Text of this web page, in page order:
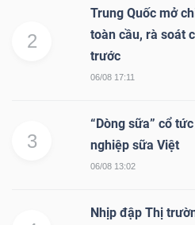
2
Trung Quốc mở
toàn cầu, rà soát
trước
06/08 17:11
3
“Dòng sữa” cổ
nghiệp sữa Việt
06/08 13:02
Nhịp đập Thị